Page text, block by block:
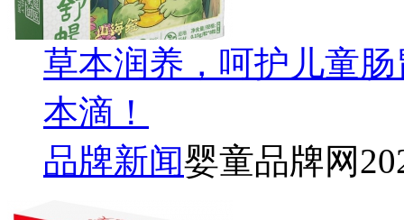
草本润养，呵护儿童
本滴！
品牌新闻婴童品牌网